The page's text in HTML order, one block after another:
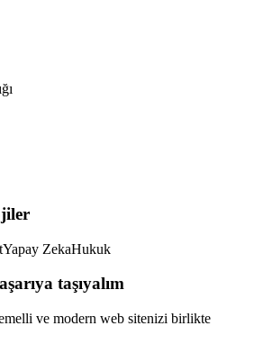
Yapay ZekaHukuk
taşıyalım
ve modern web sitenizi birlikte